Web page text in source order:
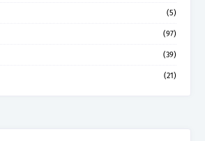
(5)
(97)
(39)
(21)